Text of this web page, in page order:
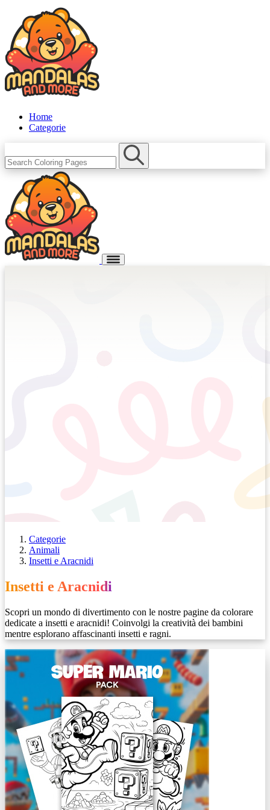
Home
Categorie
Categorie
Animali
Insetti e Aracnidi
Insetti e Aracnidi
Scopri un mondo di divertimento con le nostre pagine da colorare
dedicate a insetti e aracnidi! Coinvolgi la creatività dei bambini
mentre esplorano affascinanti insetti e ragni.